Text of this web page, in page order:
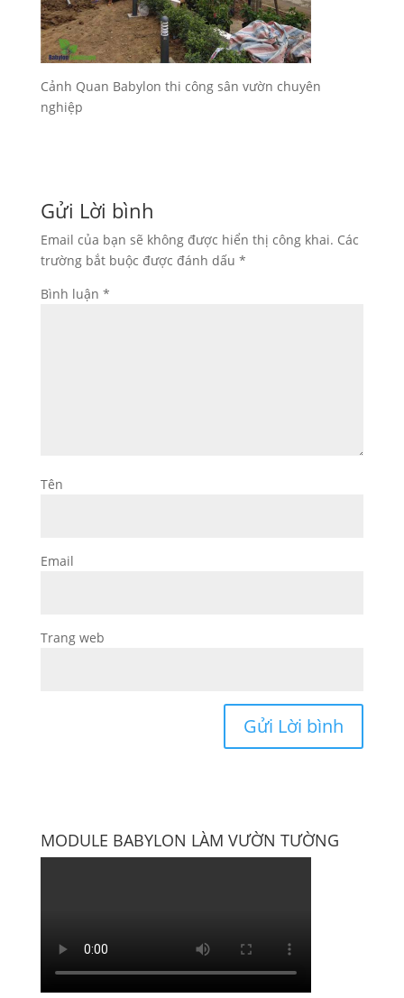
Cảnh Quan Babylon thi công sân vườn chuyên
nghiệp
Gửi Lời bình
Email của bạn sẽ không được hiển thị công khai. Các
trường bắt buộc được đánh dấu *
Bình luận *
Tên
Email
Trang web
MODULE BABYLON LÀM VƯỜN TƯỜNG